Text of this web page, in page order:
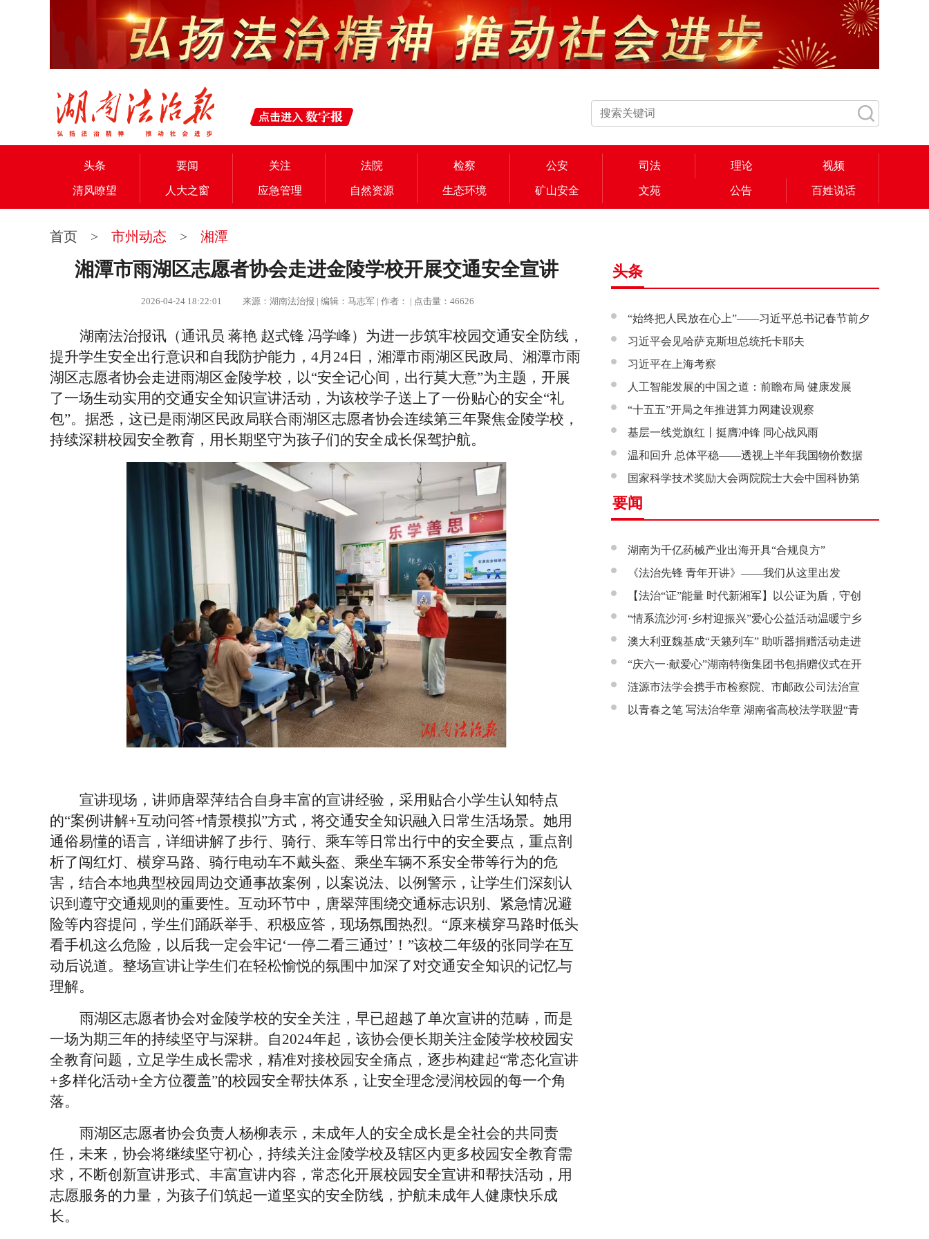
头条 要闻 关注 法院 检察 公安 司法 理论 视频
清风瞭望 人大之窗 应急管理 自然资源 生态环境 矿山安全 文苑 公告 百姓说话
首页 > 市州动态 > 湘潭
湘潭市雨湖区志愿者协会走进金陵学校开展交通安全宣讲
2026-04-24 18:22:01 来源：湖南法治报 | 编辑：马志军 | 作者： | 点击量：46626
湖南法治报讯（通讯员 蒋艳 赵式锋 冯学峰）为进一步筑牢校园交通安全防线，
提升学生安全出行意识和自我防护能力， 4月24日，湘潭市雨湖区民政局、湘潭市雨
湖区志愿者协会走进雨湖区金陵学校，以“安全记心间，出行莫大意”为主题，开展
了一场生动实用的交通安全知识宣讲活动，为该校学子送上了一份贴心的安全“礼
包”。据悉，这已是雨湖区民政局联合雨湖区志愿者协会连续第三年聚焦金陵学校，
持续深耕校园安全教育，用长期坚守为孩子们的安全成长保驾护航。
宣讲现场，讲师唐翠萍结合自身丰富的宣讲经验，采用贴合小学生认知特点
的“案例讲解+互动问答+情景模拟”方式，将交通安全知识融入日常生活场景。她用
通俗易懂的语言，详细讲解了步行、骑行、乘车等日常出行中的安全要点，重点剖
析了闯红灯、横穿马路、骑行电动车不戴头盔、乘坐车辆不系安全带等行为的危
害，结合本地典型校园周边交通事故案例，以案说法、以例警示，让学生们深刻认
识到遵守交通规则的重要性。互动环节中，唐翠萍围绕交通标志识别、紧急情况避
险等内容提问，学生们踊跃举手、积极应答，现场氛围热烈。“原来横穿马路时低头
看手机这么危险，以后我一定会牢记‘一停二看三通过’！”该校二年级的张同学在互
动后说道。整场宣讲让学生们在轻松愉悦的氛围中加深了对交通安全知识的记忆与
理解。
雨湖区志愿者协会对金陵学校的安全关注，早已超越了单次宣讲的范畴，而是
一场为期三年的持续坚守与深耕。自2024年起，该协会便长期关注金陵学校校园安
全教育问题，立足学生成长需求，精准对接校园安全痛点，逐步构建起“常态化宣讲
+多样化活动+全方位覆盖”的校园安全帮扶体系，让安全理念浸润校园的每一个角
落。
雨湖区志愿者协会负责人杨柳表示，未成年人的安全成长是全社会的共同责
任，未来，协会将继续坚守初心，持续关注金陵学校及辖区内更多校园安全教育需
求，不断创新宣讲形式、丰富宣讲内容，常态化开展校园安全宣讲和帮扶活动，用
志愿服务的力量，为孩子们筑起一道坚实的安全防线，护航未成年人健康快乐成
长。
头条
“始终把人民放在心上”——习近平总书记春节前夕
赴辽宁看望慰问基层干部群众纪实
习近平会见哈萨克斯坦总统托卡耶夫
习近平在上海考察
人工智能发展的中国之道：前瞻布局 健康发展
“十五五”开局之年推进算力网建设观察
基层一线党旗红丨挺膺冲锋 同心战风雨
温和回升 总体平稳——透视上半年我国物价数据
国家科学技术奖励大会两院院士大会中国科协第
十一次全国代表大会在京召开
要闻
湖南为千亿药械产业出海开具“合规良方”
《法治先锋 青年开讲》——我们从这里出发
【法治“证”能量 时代新湘军】以公证为盾，守创
新之魂 湖南青年公证人为知识产权保护筑牢防线
“情系流沙河·乡村迎振兴”爱心公益活动温暖宁乡
市流沙河镇
澳大利亚魏基成“天籁列车” 助听器捐赠活动走进
开慧镇
“庆六一·献爱心”湖南特衡集团书包捐赠仪式在开
慧镇举行
涟源市法学会携手市检察院、市邮政公司法治宣
讲走进七星街镇仙洞中学
以青春之笔 写法治华章 湖南省高校法学联盟“青